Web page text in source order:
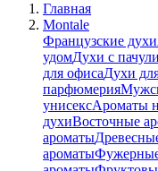
Главная
Montale
Французские духи
удомДухи с пачули
для офисаДухи
парфюмерия
унисексАроматы
духиВосточные
ароматы
ароматы